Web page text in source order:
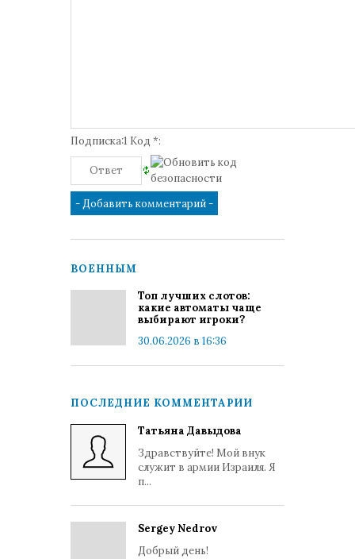
Подписка:1 Код *:
ВОЕННЫМ
Топ лучших слотов:
какие автоматы чаще
выбирают игроки?
30.06.2026 в 16:36
ПОСЛЕДНИЕ КОММЕНТАРИИ
Татьяна Давыдова
Здравствуйте! Мой внук
служит в армии Израиля. Я
п...
Sergey Nedrov
Добрый день!